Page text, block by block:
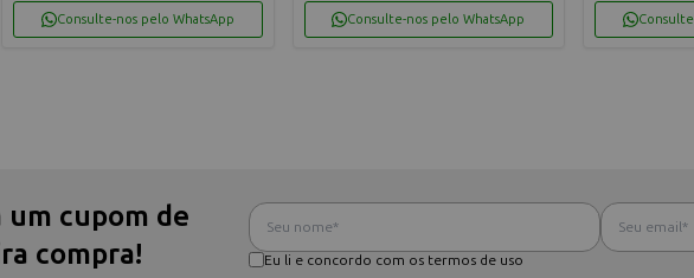
Consulte-nos pelo WhatsApp Consulte-nos pelo WhatsApp
um cupom de
compra!
Eu li e concordo com os termos de uso